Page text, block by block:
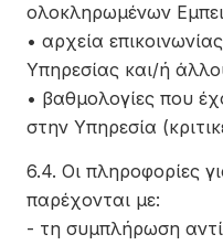
ολοκληρωμένων
• αρχεία
Υπηρεσίας και/ή
• βαθμολογίες που
στην Υπηρεσία
6.4. Οι πληροφορίες
παρέχονται με:
- τη συμπλήρωση